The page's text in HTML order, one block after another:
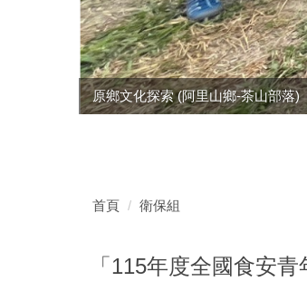
原鄉文化探索 (阿里山鄉-茶山部落)
首頁 衛保組
「115年度全國食安